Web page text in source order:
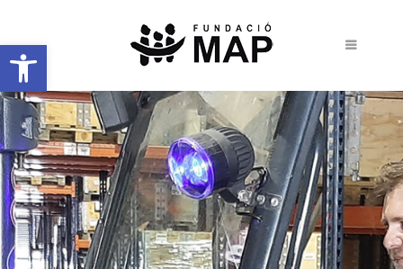
Obre la barra d'eines